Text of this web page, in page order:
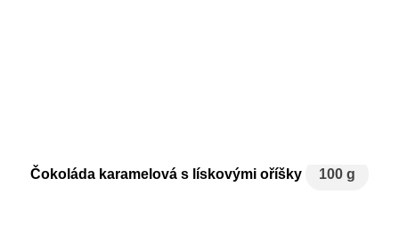
Čokoláda karamelová s lískovými oříšky 100 g